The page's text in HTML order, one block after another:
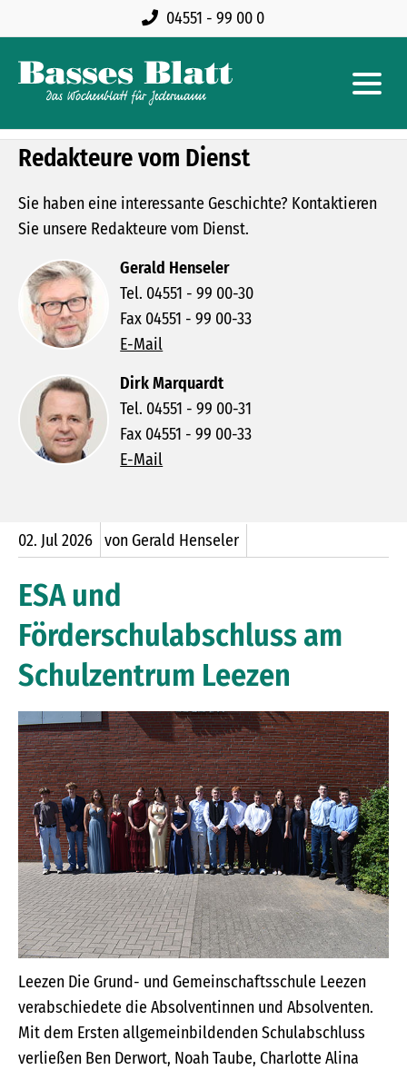
04551 - 99 00 0
Redakteure vom Dienst
Sie haben eine interessante Geschichte? Kontaktieren
Sie unsere Redakteure vom Dienst.
Gerald Henseler
Tel. 04551 - 99 00-30
Fax 04551 - 99 00-33
E-Mail
Dirk Marquardt
Tel. 04551 - 99 00-31
Fax 04551 - 99 00-33
E-Mail
02. Jul2026 von Gerald Henseler
ESA und
Förderschulabschluss am
Schulzentrum Leezen
Leezen Die Grund- und Gemeinschaftsschule Leezen
verabschiedete die Absolventinnen und Absolventen.
Mit dem Ersten allgemeinbildenden Schulabschluss
verließen Ben Derwort, Noah Taube, Charlotte Alina